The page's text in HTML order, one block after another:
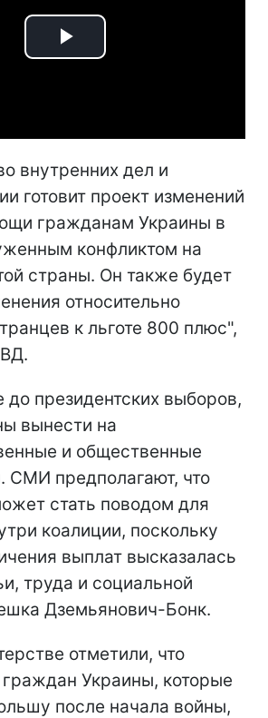
Play
внутренних дел и
готовит проект изменений
гражданам Украины в
конфликтом на
страны. Он также будет
относительно
к льготе 800 плюс",
президентских выборов,
вынести на
и общественные
СМИ предполагают, что
стать поводом для
коалиции, поскольку
выплат высказалась
труда и социальной
Дземьянович-Бонк.
отметили, что
Украины, которые
после начала войны,